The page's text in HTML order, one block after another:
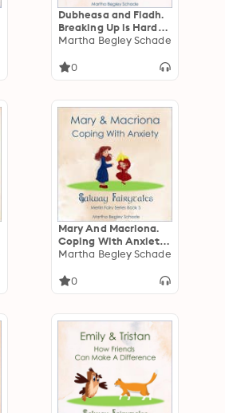
Dubheasa and Fiadh.
Breaking Up is Hard
To Do.: Merlin Fairy
Martha Begley Schade
0
Mary And Macriona.
Coping With Anxiety.:
Merlin Fairy Series
Martha Begley Schade
0